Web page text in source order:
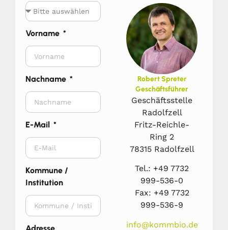
Vorname
Nachname
E-Mail
Kommune /
Institution
Robert Spreter
Geschäftsführer
Geschäftsstelle
Radolfzell
Fritz-Reichle-
Ring 2
78315 Radolfzell
Tel.: +49 7732
999-536-0
Fax: +49 7732
999-536-9
info@kommbio.de